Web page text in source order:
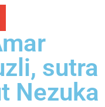
sutra
Nezuka